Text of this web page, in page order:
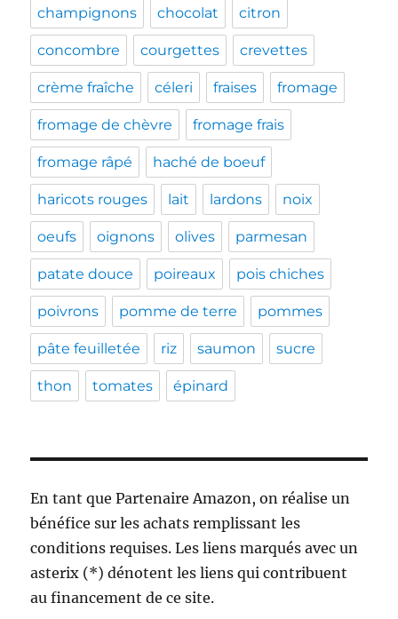
champignons chocolat citron
concombre courgettes crevettes
crème fraîche céleri fraises fromage
fromage de chèvre fromage frais
fromage râpé haché de boeuf
haricots rouges lait lardons noix
oeufs oignons olives parmesan
patate douce poireaux pois chiches
poivrons pomme de terre pommes
pâte feuilletée riz saumon sucre
thon tomates épinard
En tant que Partenaire Amazon, on réalise un
bénéfice sur les achats remplissant les
conditions requises. Les liens marqués avec un
asterix (*) dénotent les liens qui contribuent
au financement de ce site.